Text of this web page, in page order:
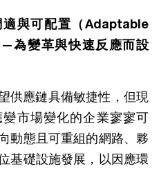
適與可配置（Adaptable
為變革與快速反應而設
供應鏈具備敏捷性，但現
市場變化的企業寥寥可
動態且可重組的網路、夥
基礎設施發展，以因應環